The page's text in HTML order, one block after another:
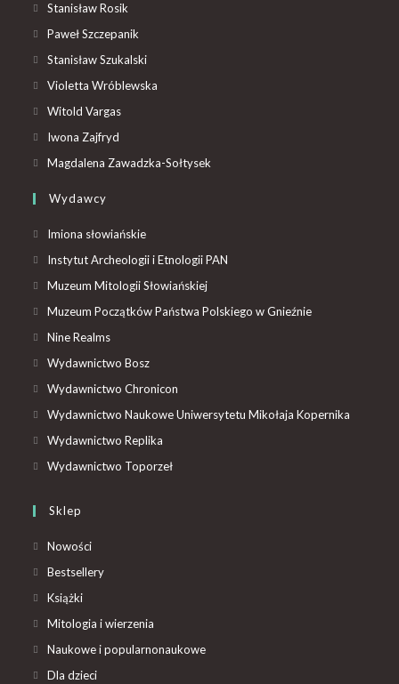
Stanisław Rosik
Paweł Szczepanik
Stanisław Szukalski
Violetta Wróblewska
Witold Vargas
Iwona Zajfryd
Magdalena Zawadzka-Sołtysek
Wydawcy
Imiona słowiańskie
Instytut Archeologii i Etnologii PAN
Muzeum Mitologii Słowiańskiej
Muzeum Początków Państwa Polskiego w Gnieźnie
Nine Realms
Wydawnictwo Bosz
Wydawnictwo Chronicon
Wydawnictwo Naukowe Uniwersytetu Mikołaja Kopernika
Wydawnictwo Replika
Wydawnictwo Toporzeł
Sklep
Nowości
Bestsellery
Książki
Mitologia i wierzenia
Naukowe i popularnonaukowe
Dla dzieci